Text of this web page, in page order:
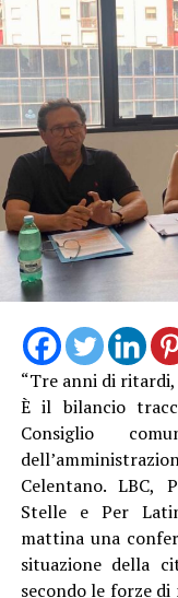
“Tre anni di ritardi,
È il bilancio
Consiglio
Celentano. LBC,
Stelle e Per
mattina una
situazione della
secondo le forze